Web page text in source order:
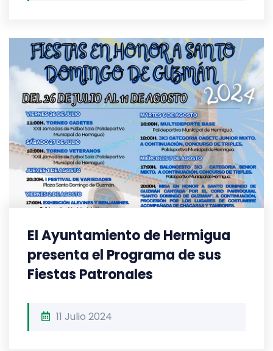
El Ayuntamiento de Hermigua
presenta el Programa de sus
Fiestas Patronales
11 Julio 2024